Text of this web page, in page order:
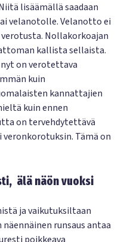
lisäämällä saadaan
velanotolle. Velanotto ei
Nollakorkoajan
kallista sellaista.
nyt on verotettava
kuin
kannattajien
kuin ennen
on tervehdytettävä
Tämä on
älä näön vuoksi
ja vaikutuksiltaan
runsaus antaa